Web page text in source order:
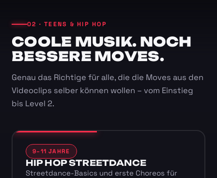
02 · TEENS & HIP HOP
COOLE MUSIK. NOCH
BESSERE MOVES.
Genau das Richtige für alle, die die Moves aus den
Videoclips selber können wollen – vom Einstieg
bis Level 2.
9–11 JAHRE
HIP HOP STREETDANCE
Streetdance-Basics und erste Choreos für